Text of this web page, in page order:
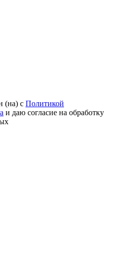
(на) с Политикой
и даю согласие на обработку